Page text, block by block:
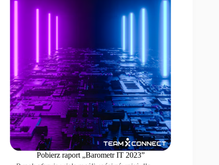
Pobierz raport „Barometr IT 2023”